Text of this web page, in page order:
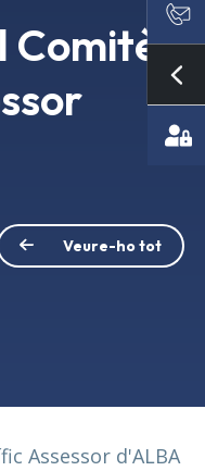
Comitè
Veure-ho tot
Assessor d'ALBA